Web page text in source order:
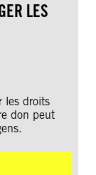
LES
les droits
don peut